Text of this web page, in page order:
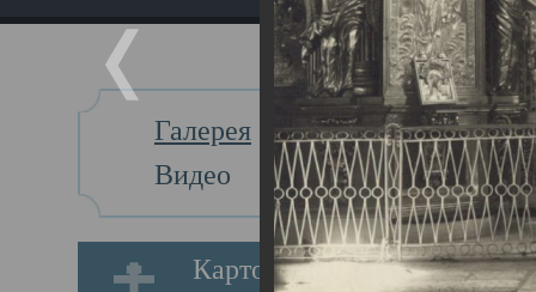
Галерея
Видео
Картотека
Главная